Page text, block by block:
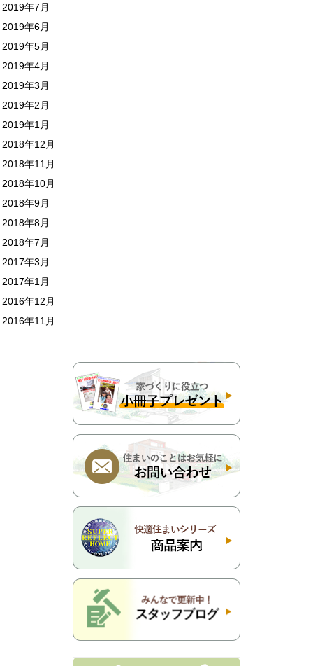
2019年7月
2019年6月
2019年5月
2019年4月
2019年3月
2019年2月
2019年1月
2018年12月
2018年11月
2018年10月
2018年9月
2018年8月
2018年7月
2017年3月
2017年1月
2016年12月
2016年11月